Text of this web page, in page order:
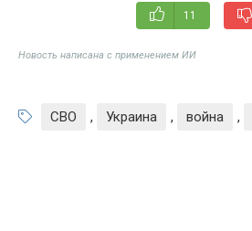
11
Новость написана с применением ИИ
СВО , Украина , война ,